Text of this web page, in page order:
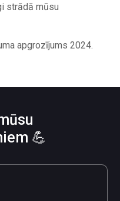
strādā mūsu
apgrozījums 2024.
💪